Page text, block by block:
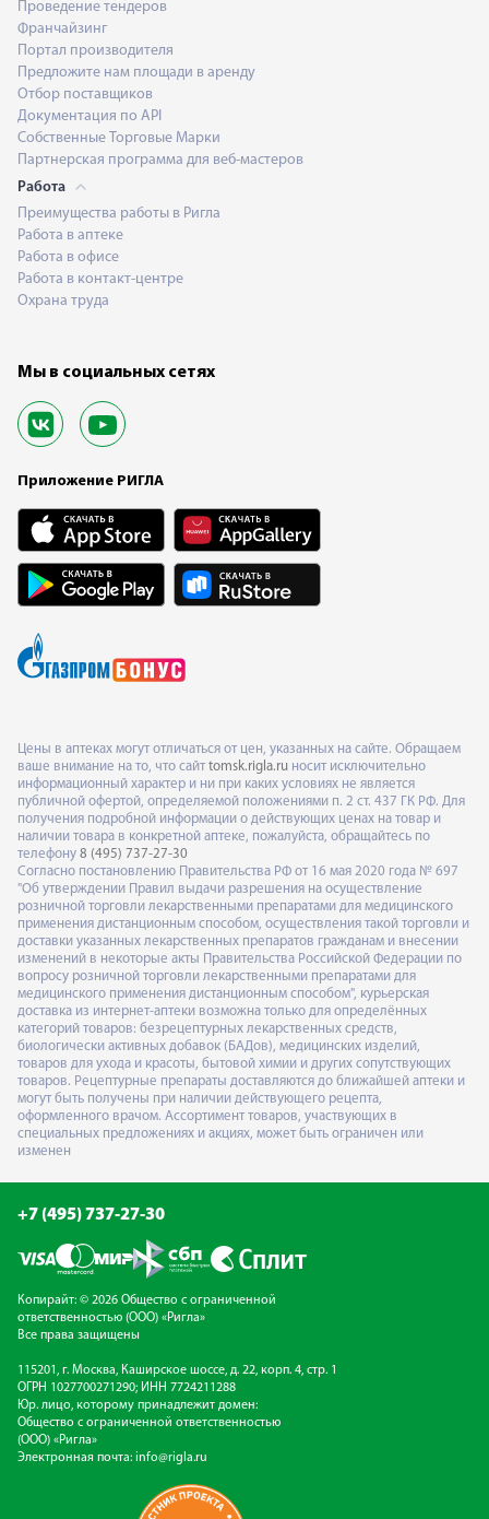
Проведение тендеров
Франчайзинг
Портал производителя
Предложите нам площади в аренду
Отбор поставщиков
Документация по API
Собственные Торговые Марки
Партнерская программа для веб-мастеров
Работа
Преимущества работы в Ригла
Работа в аптеке
Работа в офисе
Работа в контакт-центре
Охрана труда
Мы в социальных сетях
Приложение РИГЛА
Цены в аптеках могут отличаться от цен, указанных на сайте. Обращаем
ваше внимание на то, что сайт tomsk.rigla.ru носит исключительно
информационный характер и ни при каких условиях не является
публичной офертой, определяемой положениями п. 2 ст. 437 ГК РФ. Для
получения подробной информации о действующих ценах на товар и
наличии товара в конкретной аптеке, пожалуйста, обращайтесь по
телефону 8 (495) 737-27-30
Согласно постановлению Правительства РФ от 16 мая 2020 года № 697
"Об утверждении Правил выдачи разрешения на осуществление
розничной торговли лекарственными препаратами для медицинского
применения дистанционным способом, осуществления такой торговли и
доставки указанных лекарственных препаратов гражданам и внесении
изменений в некоторые акты Правительства Российской Федерации по
вопросу розничной торговли лекарственными препаратами для
медицинского применения дистанционным способом", курьерская
доставка из интернет-аптеки возможна только для определённых
категорий товаров: безрецептурных лекарственных средств,
биологически активных добавок (БАДов), медицинских изделий,
товаров для ухода и красоты, бытовой химии и других сопутствующих
товаров. Рецептурные препараты доставляются до ближайшей аптеки и
могут быть получены при наличии действующего рецепта,
оформленного врачом. Ассортимент товаров, участвующих в
специальных предложениях и акциях, может быть ограничен или
изменен
+7 (495) 737-27-30
Копирайт: © 2026 Общество с ограниченной
ответственностью (ООО) «Ригла»
Все права защищены
115201, г. Москва, Каширское шоссе, д. 22, корп. 4, стр. 1
ОГРН 1027700271290; ИНН 7724211288
Юр. лицо, которому принадлежит домен:
Общество с ограниченной ответственностью
(ООО) «Ригла»
Электронная почта: info@rigla.ru